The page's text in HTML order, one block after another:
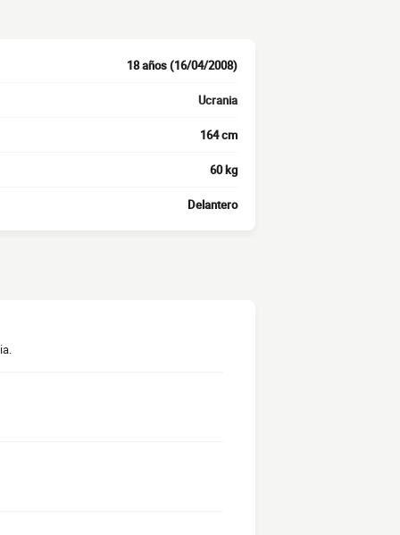
18 años (16/04/2008)
Ucrania
164 cm
60 kg
Delantero